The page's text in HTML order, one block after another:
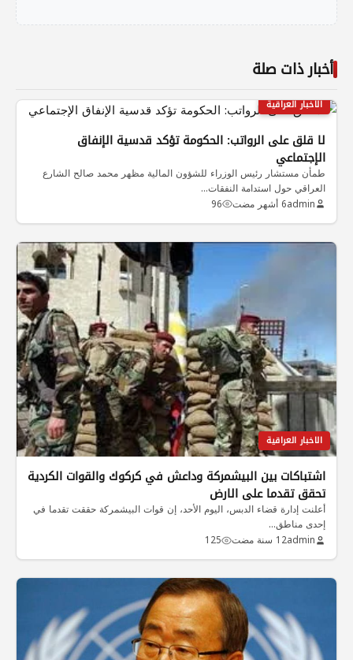
أخبار ذات صلة
الاخبار العراقية
لا قلق على الرواتب: الحكومة تؤكد قدسية الإنفاق
الإجتماعي
طمأن مستشار رئيس الوزراء للشؤون المالية مظهر محمد صالح الشارع
العراقي حول استدامة النفقات…
admin6 أشهر مضت 96
الاخبار العراقية
اشتباكات بين البيشمركة وداعش في كركوك والقوات الكردية
تحقق تقدما على الارض
أعلنت إدارة قضاء الدبس، اليوم الأحد، إن قوات البيشمركة حققت تقدما في
إحدى مناطق…
admin12 سنة مضت 125